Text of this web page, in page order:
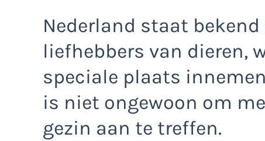
Nederland staat
liefhebbers van dieren,
speciale plaats
is niet ongewoon om
gezin aan te treffen.